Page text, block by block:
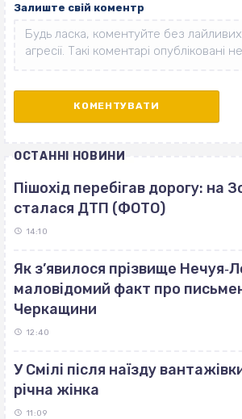
Залиште свій коментр
ОСТАННІ НОВИНИ
Пішохід перебігав дорогу: на
сталася ДТП (ФОТО)
14:10
Як з’явилося прізвище
маловідомий факт про
Черкащини
12:40
У Смілі після наїзду
річна жінка
11:09